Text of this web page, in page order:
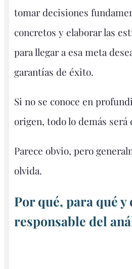
tomar decisiones
concretos y elaborar las
para llegar a esa meta
garantías de éxito.
Si no se conoce en
origen, todo lo demás será
Parece obvio, pero
olvida.
Por qué, para qué y
responsable del